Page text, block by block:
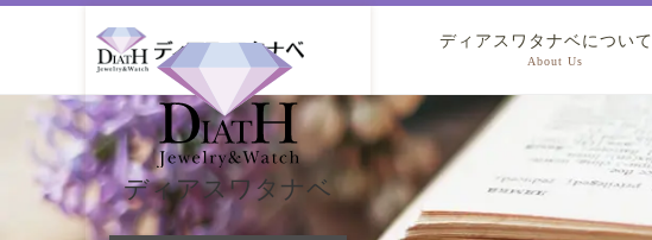
ディアスワタナベについて
About Us
ディアスワタナベ